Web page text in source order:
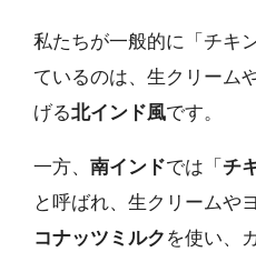
私たちが一般的に「チキ
ているのは、生クリーム
げる北インド風です。
一方、 南インドでは「 チ
と呼ばれ、生クリームや
コナッツミルク を使い、